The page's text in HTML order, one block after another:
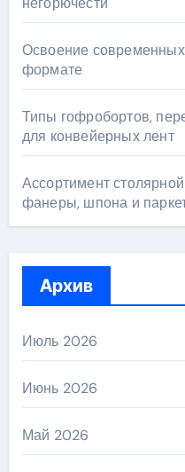
Освоение
формате
Типы гофробортов,
для конвейерных лент
Ассортимент
фанеры, шпона и
Архив
Июль 2026
Июнь 2026
Май 2026